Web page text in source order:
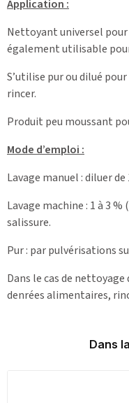
Application :
Nettoyant universel
également utilisable
S’utilise pur ou dilué
rincer.
Produit peu moussant
Mode d’emploi :
Lavage manuel : diluer
Lavage machine : 1 à 3 %
salissure.
Pur : par pulvérisations
Dans le cas de nettoyage
denrées alimentaires,
Dans